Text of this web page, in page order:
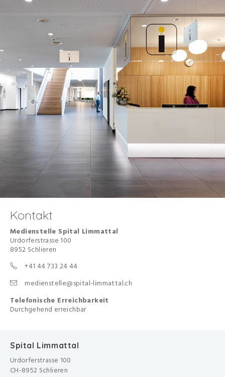
Kontakt
Medienstelle Spital Limmattal
Urdorferstrasse 100
8952 Schlieren
+41 44 733 24 44
medienstelle@spital-limmattal.ch
Telefonische Erreichbarkeit
Durchgehend erreichbar
Spital Limmattal
Urdorferstrasse 100
CH-8952 Schlieren